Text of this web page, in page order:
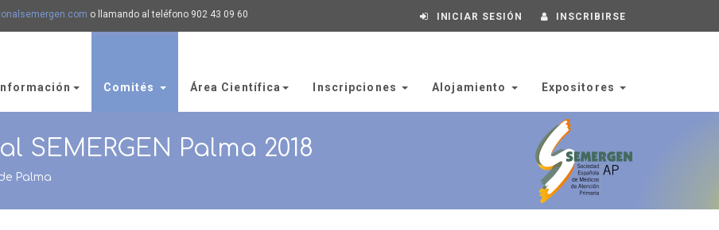
o llamando al teléfono 902 43 09 60 INICIAR SESIÓN INSCRIBIRSE
Información Comités Área Científica Inscripciones Alojamiento Expositores
SEMERGEN Palma 2018
Palma